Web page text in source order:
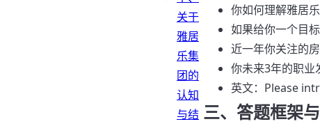
关于
雅居
乐集
团的
认知
与结
你如何理解雅居
如果给你一个目
近一年你关注的
你未来3年的职业
英文：Please
三、答题框架